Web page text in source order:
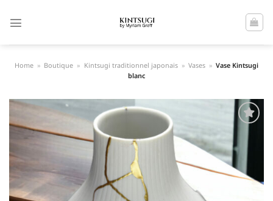
Home » Boutique » Kintsugi traditionnel japonais » Vases » Vase Kintsugi
blanc
Ajouter
à la liste
de
souhaits